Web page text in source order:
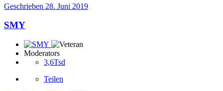
Geschrieben 28. Juni 2019
SMY
Moderators
3,6Tsd
Teilen